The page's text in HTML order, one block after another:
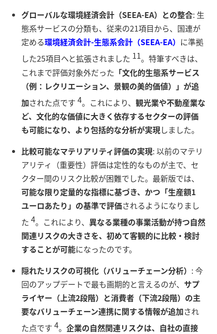
グローバルな環境経済会計（SEEA-EA）との整合: 生
態系サービスの分類も、従来の21項目から、国連が
定める環境経済会計-生態系会計（SEEA-EA） に準拠
した25項目へと拡張されました 11。特筆すべきは、
これまで評価対象外だった 「文化的生態系サービス
（例：レクリエーション、景観の美的価値）」が追
加された点です 4。これにより、 観光業や不動産業な
ど、文化的な価値に大きく依存するセクターの評価
も可能になり、より包括的な分析が実現しました。
比較可能なマテリアリティ評価の実現: 以前のマテリ
アリティ（重要性）評価は定性的なものが主で、セ
クター間のリスク比較が困難でした。最新版では、
可能な限り定量的な指標に基づき、かつ「生産額1
ユーロあたり」の基準で評価されるようになりまし
た 4。これにより、 異なる業種の事業活動が持つ自然
関連リスクの大きさを、初めて客観的に比較・検討
することが可能になったのです。
隠れたリスクの可視化（バリューチェーン分析） : 今
回のアップデートで最も画期的と言えるのが、 サプ
ライヤー（上流2段階）と消費者（下流2段階）の主
要なバリューチェーン連携に関する情報が追加され
た点です 4。 企業の自然関連リスクは、自社の直接